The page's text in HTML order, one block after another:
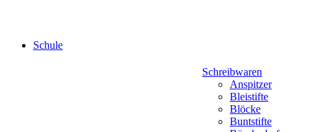
Schule
Schreibwaren
Anspitzer
Bleistifte
Blöcke
Buntstifte